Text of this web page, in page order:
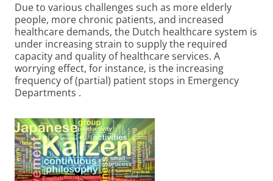
Due to various challenges such as more elderly
people, more chronic patients, and increased
healthcare demands, the Dutch healthcare system is
under increasing strain to supply the required
capacity and quality of healthcare services. A
worrying effect, for instance, is the increasing
frequency of (partial) patient stops in Emergency
Departments .